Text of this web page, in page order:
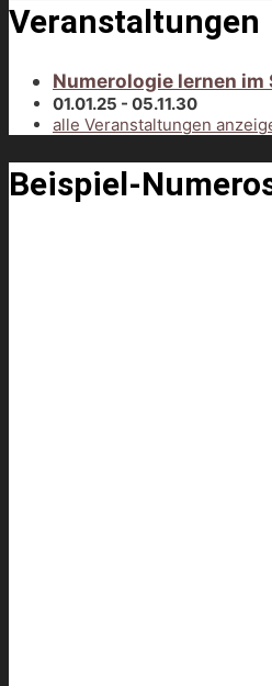
Veranstaltungen
Numerologie lernen
01.01.25 - 05.11.30
alle Veranstaltungen
Beispiel-